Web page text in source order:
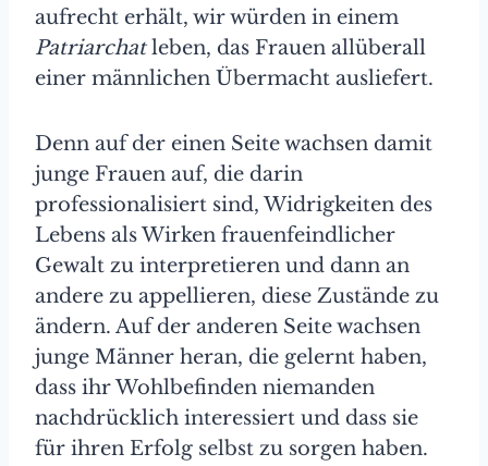
aufrecht erhält, wir würden in einem
Patriarchatleben, das Frauen allüberall
einer männlichen Übermacht ausliefert.
Denn auf der einen Seite wachsen damit
junge Frauen auf, die darin
professionalisiert sind, Widrigkeiten des
Lebens als Wirken frauenfeindlicher
Gewalt zu interpretieren und dann an
andere zu appellieren, diese Zustände zu
ändern. Auf der anderen Seite wachsen
junge Männer heran, die gelernt haben,
dass ihr Wohlbefinden niemanden
nachdrücklich interessiert und dass sie
für ihren Erfolg selbst zu sorgen haben.